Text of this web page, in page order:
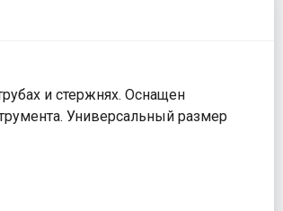
и стержнях. Оснащен
Универсальный размер